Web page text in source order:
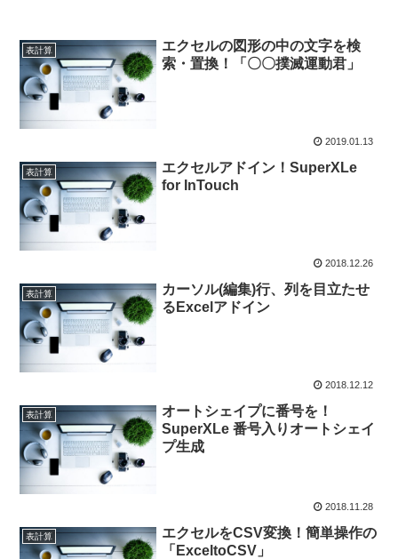
表計算
エクセルの図形の中の文字を検
索・置換！「〇〇撲滅運動君」
2019.01.13
表計算
エクセルアドイン！SuperXLe
for InTouch
2018.12.26
表計算
カーソル(編集)行、列を目立たせ
るExcelアドイン
2018.12.12
表計算
オートシェイプに番号を！
SuperXLe 番号入りオートシェイ
プ生成
2018.11.28
表計算
エクセルをCSV変換！簡単操作の
「ExceltoCSV」